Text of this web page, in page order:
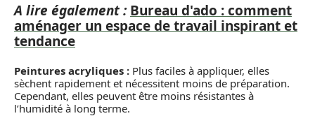
A lire également : Bureau d'ado : comment
aménager un espace de travail inspirant et
tendance
Peintures acryliques : Plus faciles à appliquer, elles
sèchent rapidement et nécessitent moins de préparation.
Cependant, elles peuvent être moins résistantes à
l’humidité à long terme.